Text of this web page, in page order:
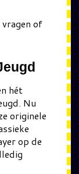
of
hét
Nu
originele
op de